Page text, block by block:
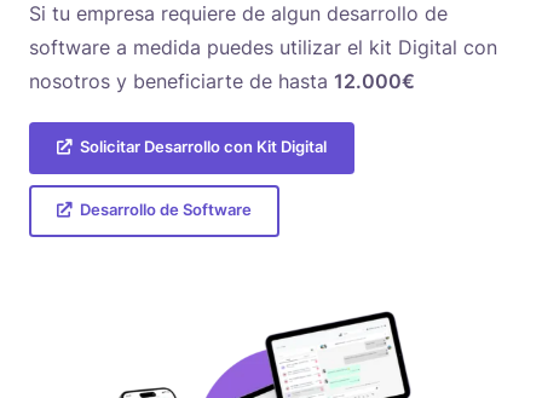
Si tu empresa requiere de algun desarrollo de
software a medida puedes utilizar el kit Digital con
nosotros y beneficiarte de hasta 12.000€
Solicitar Desarrollo con Kit Digital
Desarrollo de Software